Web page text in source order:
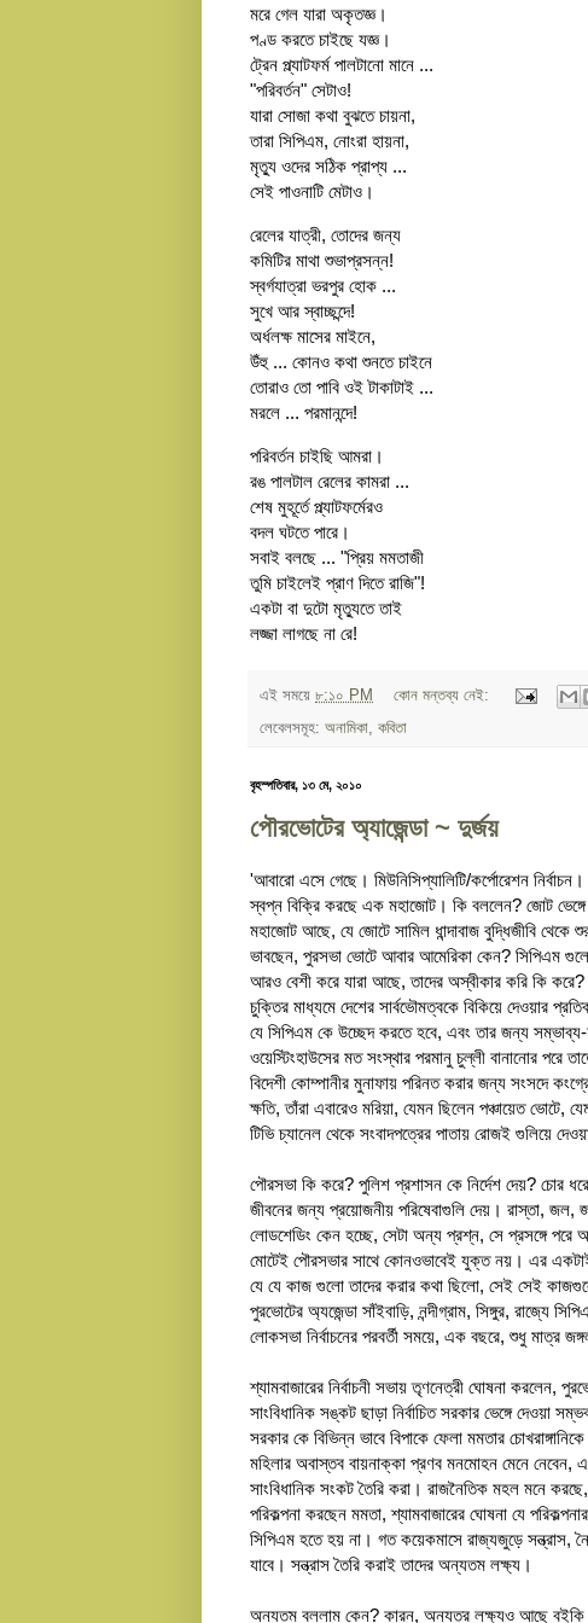
মরে গেল যারা অকৃতজ্ঞ।
পণ্ড করতে চাইছে যজ্ঞ।
ট্রেন প্ল্যাটফর্ম পালটানো মানে ...
"পরিবর্তন" সেটাও!
যারা সোজা কথা বুঝতে চায়না,
তারা সিপিএম, নোংরা হায়না,
মৃত্যু ওদের সঠিক প্রাপ্য ...
সেই পাওনাটি মেটাও।
রেলের যাত্রী, তোদের জন্য
কমিটির মাথা শুভাপ্রসন্ন!
স্বর্গযাত্রা ভরপুর হোক ...
সুখে আর স্বাচ্ছন্দে!
অর্ধলক্ষ মাসের মাইনে,
উঁহু ... কোনও কথা শুনতে চাইনে
তোরাও তো পাবি ওই টাকাটাই ...
মরলে ... পরমানন্দে!
পরিবর্তন চাইছি আমরা।
রঙ পালটাল রেলের কামরা ...
শেষ মুহূর্তে প্ল্যাটফর্মেরও
বদল ঘটতে পারে।
সবাই বলছে ... "প্রিয় মমতাজী
তুমি চাইলেই প্রাণ দিতে রাজি"!
একটা বা দুটো মৃত্যুতে তাই
লজ্জা লাগছে না রে!
এই সময়ে ৮:১০ PM
কোন মন্তব্য নেই:
লেবেলসমূহ: অনামিকা কবিতা
বৃহস্পতিবার, ১৩ মে, ২০১০
পৌরভোটের অ্যাজেন্ডা ~ দুর্জয়
'আবারো এসে গেছে। মিউনিসিপ্যালিটি/কর্পোরেশন
স্বপ্ন বিক্রি করছে এক মহাজোট। কি বললেন? জোট
মহাজোট আছে, যে জোটে সামিল ধান্দাবাজ বুদ্ধিজীবি
ভাবছেন, পুরসভা ভোটে আবার আমেরিকা কেন? সিপিএম
আরও বেশী করে যারা আছে, তাদের অস্বীকার করি কি করে?
চুক্তির মাধ্যমে দেশের সার্বভৌমত্বকে বিকিয়ে দেওয়ার
যে সিপিএম কে উচ্ছেদ করতে হবে, এবং তার জন্য
ওয়েস্টিংহাউসের মত সংস্থার পরমানু চুল্লী বানানোর পরে
বিদেশী কোম্পানীর মুনাফায় পরিনত করার জন্য সংসদে
ক্ষতি, তাঁরা এবারেও মরিয়া, যেমন ছিলেন পঞ্চায়েত
টিভি চ্যানেল থেকে সংবাদপত্রের পাতায় রোজই গুলিয়ে
পৌরসভা কি করে? পুলিশ প্রশাসন কে নির্দেশ দেয়? চোর
জীবনের জন্য প্রয়োজনীয় পরিষেবাগুলি দেয়। রাস্তা, জল,
লোডশেডিং কেন হচ্ছে, সেটা অন্য প্রশ্ন, সে প্রসঙ্গে পরে
মোটেই পৌরসভার সাথে কোনওভাবেই যুক্ত নয়। এর একটাই
যে যে কাজ গুলো তাদের করার কথা ছিলো, সেই সেই
পুরভোটের অ্যজেন্ডা সাঁইবাড়ি, নন্দীগ্রাম, সিঙ্গুর, রাজ্যে
লোকসভা নির্বাচনের পরবর্তী সময়ে, এক বছরে, শুধু মাত্র
শ্যামবাজারের নির্বাচনী সভায় তৃণনেত্রী ঘোষনা করলেন,
সাংবিধানিক সঙ্কট ছাড়া নির্বাচিত সরকার ভেঙ্গে দেওয়া
সরকার কে বিভিন্ন ভাবে বিপাকে ফেলা মমতার
মহিলার অবাস্তব বায়নাক্কা প্রণব মনমোহন মেনে নেবেন,
সাংবিধানিক সংকট তৈরি করা। রাজনৈতিক মহল মনে করছে,
পরিকল্পনা করছেন মমতা, শ্যামবাজারের ঘোষনা যে
সিপিএম হতে হয় না। গত কয়েকমাসে রাজ্যজুড়ে সন্ত্রাস,
যাবে। সন্ত্রাস তৈরি করাই তাদের অন্যতম লক্ষ্য।
অন্যতম বললাম কেন? কারন, অন্যতর লক্ষ্যও আছে